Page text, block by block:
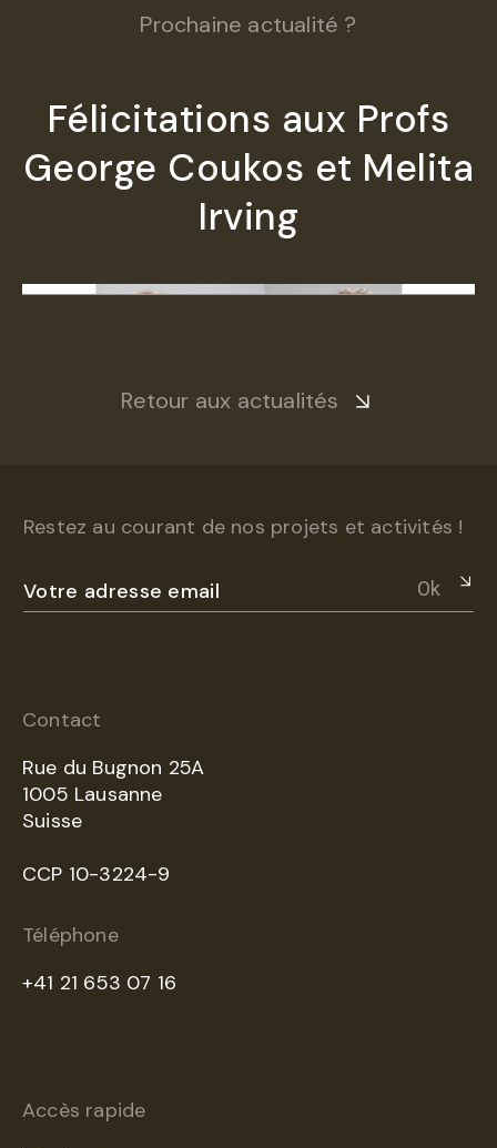
Prochaine actualité ?
Félicitations aux Profs
George Coukos et Melita
Irving
Retour aux actualités
Restez au courant de nos projets et activités !
Ok
Contact
Rue du Bugnon 25A
1005 Lausanne
Suisse
CCP 10-3224-9
Téléphone
+41 21 653 07 16
Accès rapide